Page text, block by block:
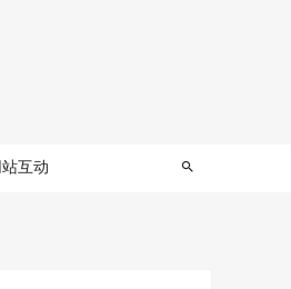
互动